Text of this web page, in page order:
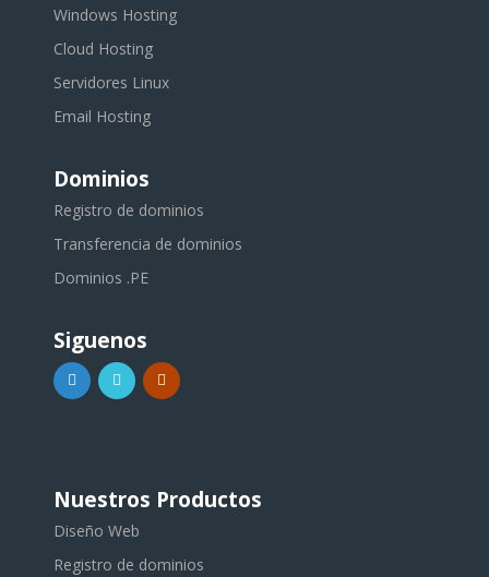
Windows Hosting
Cloud Hosting
Servidores Linux
Email Hosting
Dominios
Registro de dominios
Transferencia de dominios
Dominios .PE
Siguenos
Nuestros Productos
Diseño Web
Registro de dominios